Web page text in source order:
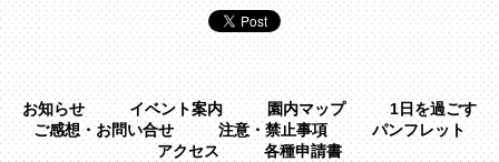
お知らせ イベント案内 園内マップ
1日を過ごす
ご感想・お問い合せ
注意・禁止事項
パンフレット
アクセス
各種申請書